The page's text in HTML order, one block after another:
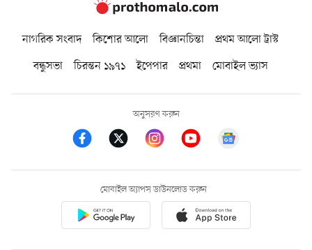
নাগরিক সংবাদ কিশোর আলো বিজ্ঞানচিন্তা
প্রথম আলো ট্রাস্ট
বন্ধুসভা
চিরন্তন ১৯৭১ ইপেপার প্রথমা মোবাইল ভ্যাস
অনুসরণ করুন
মোবাইল অ্যাপস ডাউনলোড করুন